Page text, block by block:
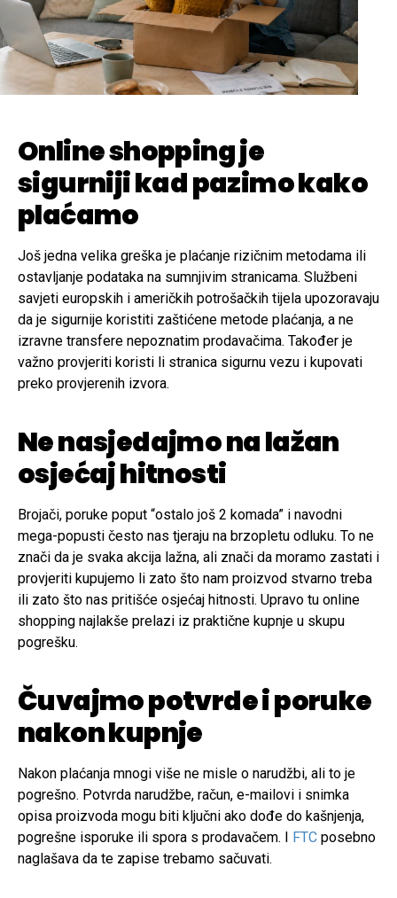
Online shopping je
sigurniji kad pazimo kako
plaćamo
Još jedna velika greška je plaćanje rizičnim metodama ili
ostavljanje podataka na sumnjivim stranicama. Službeni
savjeti europskih i američkih potrošačkih tijela upozoravaju
da je sigurnije koristiti zaštićene metode plaćanja, a ne
izravne transfere nepoznatim prodavačima. Također je
važno provjeriti koristi li stranica sigurnu vezu i kupovati
preko provjerenih izvora.
Ne nasjedajmo na lažan
osjećaj hitnosti
Brojači, poruke poput “ostalo još 2 komada” i navodni
mega-popusti često nas tjeraju na brzopletu odluku. To ne
znači da je svaka akcija lažna, ali znači da moramo zastati i
provjeriti kupujemo li zato što nam proizvod stvarno treba
ili zato što nas pritišće osjećaj hitnosti. Upravo tu online
shopping najlakše prelazi iz praktične kupnje u skupu
pogrešku.
Čuvajmo potvrde i poruke
nakon kupnje
Nakon plaćanja mnogi više ne misle o narudžbi, ali to je
pogrešno. Potvrda narudžbe, račun, e-mailovi i snimka
opisa proizvoda mogu biti ključni ako dođe do kašnjenja,
pogrešne isporuke ili spora s prodavačem. I FTC posebno
naglašava da te zapise trebamo sačuvati.